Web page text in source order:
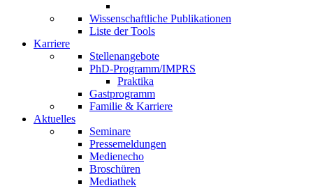
Wissenschaftliche Publikationen
Liste der Tools
Karriere
Stellenangebote
PhD-Programm/IMPRS
Praktika
Gastprogramm
Familie & Karriere
Aktuelles
Seminare
Pressemeldungen
Medienecho
Broschüren
Mediathek